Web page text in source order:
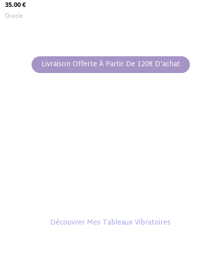
35.00€
Oracle
Livraison Offerte À Partir De 120€ D'achat
Découvrer Mes Tableaux Vibratoires